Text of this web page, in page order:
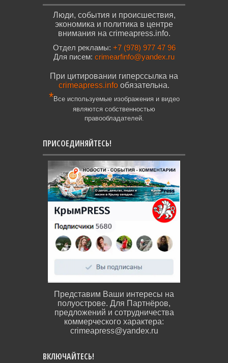
Люди, события и происшествия,
экономика и политика в центре
внимания на crimeapress.info.
Отдел рекламы: +7 (978) 977 47 96
Для писем: crimearfinfo@yandex.ru
При цитировании гиперссылка на
crimeapress.info обязательна.
*Все используемые изображения и видео
являются собственностью
правообладателей.
ПРИСОЕДИНЯЙТЕСЬ!
Представим Ваши интересы на
полуострове. Для Партнёров,
предложений и сотрудничества
коммерческого характера:
crimeapress@yandex.ru
ВКЛЮЧАЙТЕСЬ!